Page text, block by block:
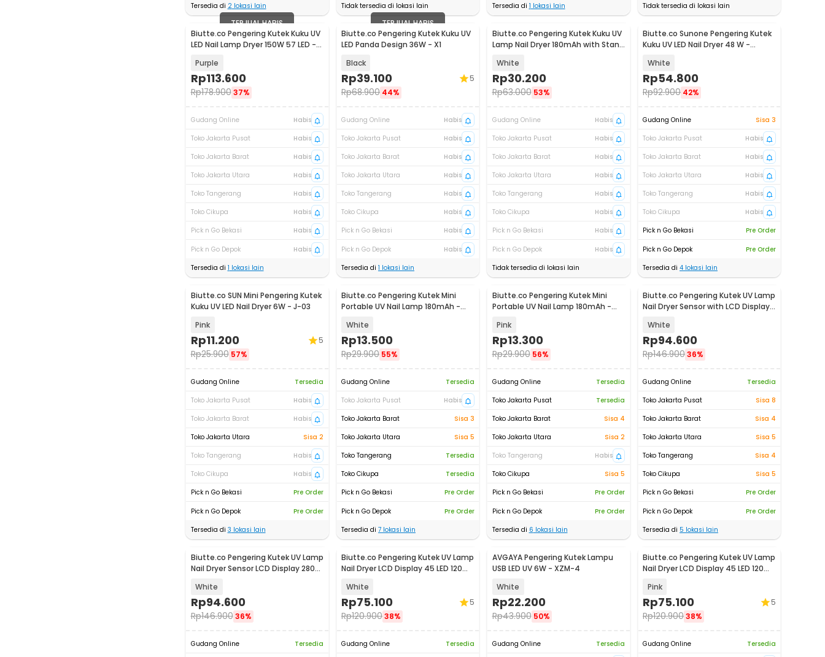
Tersedia di 2lokasi lain
Tidak tersedia di lokasi lain
Tersedia di 1 lokasi lain
Tidak tersedia di lokasi lain
TERJUAL HABIS
Biutte.co Pengering Kutek Kuku UV
LED Nail Lamp Dryer 150W 57 LED -
Purple
Rp113.600
Rp178.900 37%
Gudang Online
Habis
Toko Jakarta Pusat
Habis
Toko Jakarta Barat
Habis
Toko Jakarta Utara
Habis
Toko Tangerang
Habis
Toko Cikupa
Habis
Pick n Go Bekasi
Habis
Pick n Go Depok
Habis
Tersedia di 1 lokasi lain
TERJUAL HABIS
Biutte.co Pengering Kutek Kuku UV
LED Panda Design 36W - X1
Black
Rp39.100
Rp68.900 44%
5
Gudang Online
Habis
Toko Jakarta Pusat
Habis
Toko Jakarta Barat
Habis
Toko Jakarta Utara
Habis
Toko Tangerang
Habis
Toko Cikupa
Habis
Pick n Go Bekasi
Habis
Pick n Go Depok
Habis
Tersedia di 1 lokasi lain
Akan Datang
Biutte.co Pengering Kutek Kuku UV
Lamp Nail Dryer 180mAh with Stand
White
Rp30.200
Rp63.000 53%
Gudang Online
Habis
Toko Jakarta Pusat
Habis
Toko Jakarta Barat
Habis
Toko Jakarta Utara
Habis
Toko Tangerang
Habis
Toko Cikupa
Habis
Pick n Go Bekasi
Habis
Pick n Go Depok
Habis
Tidak tersedia di lokasi lain
Biutte.co Sunone Pengering Kutek
Kuku UV LED Nail Dryer 48 W -
White
Rp54.800
Rp92.900 42%
Gudang Online
Sisa 3
Toko Jakarta Pusat
Habis
Toko Jakarta Barat
Habis
Toko Jakarta Utara
Habis
Toko Tangerang
Habis
Toko Cikupa
Habis
Pick n Go Bekasi
Pre Order
Pick n Go Depok
Pre Order
Tersedia di 4 lokasi lain
Biutte.co SUN Mini Pengering Kutek
Kuku UV LED Nail Dryer 6W - J-03
Pink
Rp11.200
Rp25.900 57%
5
Gudang Online
Tersedia
Toko Jakarta Pusat
Habis
Toko Jakarta Barat
Habis
Toko Jakarta Utara
Sisa 2
Toko Tangerang
Habis
Toko Cikupa
Habis
Pick n Go Bekasi
Pre Order
Pick n Go Depok
Pre Order
Tersedia di 3 lokasi lain
Biutte.co Pengering Kutek Mini
Portable UV Nail Lamp 180mAh -
White
Rp13.500
Rp29.900 55%
Gudang Online
Tersedia
Toko Jakarta Pusat
Habis
Toko Jakarta Barat
Sisa 3
Toko Jakarta Utara
Sisa 5
Toko Tangerang
Tersedia
Toko Cikupa
Tersedia
Pick n Go Bekasi
Pre Order
Pick n Go Depok
Pre Order
Tersedia di 7 lokasi lain
Biutte.co Pengering Kutek Mini
Portable UV Nail Lamp 180mAh -
Pink
Rp13.300
Rp29.900 56%
Gudang Online
Tersedia
Toko Jakarta Pusat
Tersedia
Toko Jakarta Barat
Sisa 4
Toko Jakarta Utara
Sisa 2
Toko Tangerang
Habis
Toko Cikupa
Sisa 5
Pick n Go Bekasi
Pre Order
Pick n Go Depok
Pre Order
Tersedia di 6 lokasi lain
Biutte.co Pengering Kutek UV Lamp
Nail Dryer Sensor with LCD Display
White
Rp94.600
Rp146.90036%
Gudang Online
Tersedia
Toko Jakarta Pusat
Sisa 8
Toko Jakarta Barat
Sisa 4
Toko Jakarta Utara
Sisa 5
Toko Tangerang
Sisa 4
Toko Cikupa
Sisa 5
Pick n Go Bekasi
Pre Order
Pick n Go Depok
Pre Order
Tersedia di 5 lokasi lain
Biutte.co Pengering Kutek UV Lamp
Nail Dryer Sensor LCD Display 280W
White
Rp94.600
Rp146.900 36%
Gudang Online
Tersedia
Biutte.co Pengering Kutek UV Lamp
Nail Dryer LCD Display 45 LED 120W
White
Rp75.100
Rp120.90038%
5
Gudang Online
Tersedia
AVGAYA Pengering Kutek Lampu
USB LED UV 6W - XZM-4
White
Rp22.200
Rp43.900 50%
Gudang Online
Tersedia
Biutte.co Pengering Kutek UV Lamp
Nail Dryer LCD Display 45 LED 120W
Pink
Rp75.100
Rp120.90038%
5
Gudang Online
Tersedia